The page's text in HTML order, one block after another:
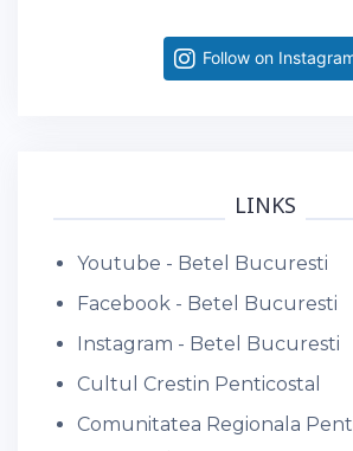
Follow on
LINKS
Youtube - Betel Bucuresti
Facebook - Betel Bucuresti
Instagram - Betel Bucuresti
Cultul Crestin Penticostal
Comunitatea Regionala